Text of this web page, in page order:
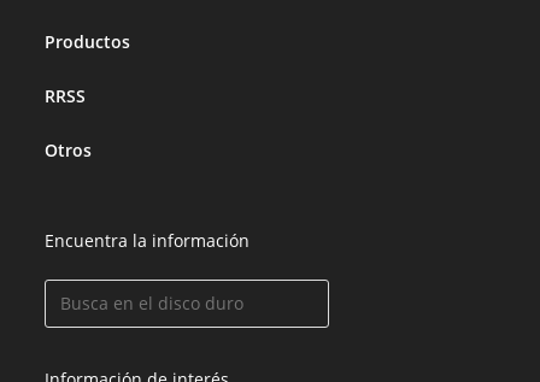
Productos
RRSS
Otros
Encuentra la información